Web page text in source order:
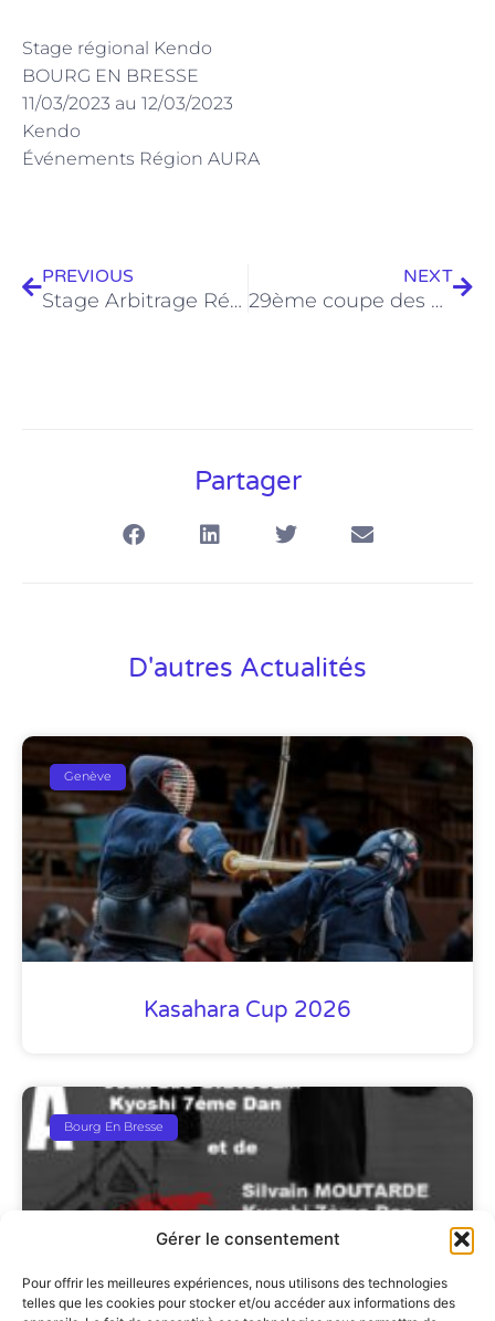
Gérer le consentement
Pour offrir les meilleures expériences, nous utilisons des technologies
telles que les cookies pour stocker et/ou accéder aux informations des
Stage régional Kendo
BOURG EN BRESSE
11/03/2023 au 12/03/2023
Kendo
Événements Région AURA
PREVIOUS
Stage Arbitrage Régional 13/01/2023
NEXT
29ème coupe des Alpes 01/04/2023 au 02/04/2023
Partager
D'autres Actualités
Genève
Kasahara Cup 2026
Bourg En Bresse